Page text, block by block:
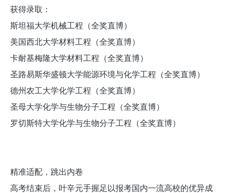
获得录取：
斯坦福大学机械工程（全奖直博）
美国西北大学材料工程（全奖直博）
卡耐基梅隆大学材料工程（全奖直博）
圣路易斯华盛顿大学能源环境与化学工程（全奖直博）
德州农工大学化学工程（全奖直博）
圣母大学化学与生物分子工程（全奖直博）
罗切斯特大学化学与生物分子工程（全奖直博）
精准适配，跳出内卷
高考结束后，叶辛元手握足以报考国内一流高校的优异成